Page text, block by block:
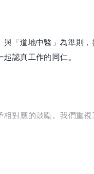
「道地中醫」為準則
認真工作的同仁。
對應的鼓勵。我們重視